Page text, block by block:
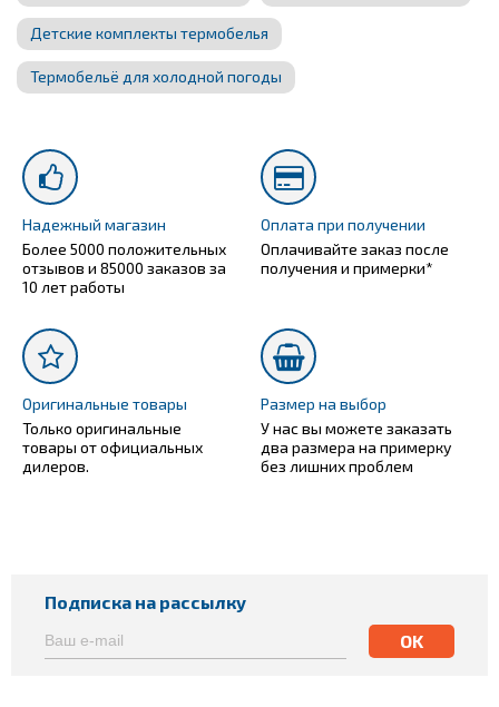
Детские комплекты термобелья
Термобельё для холодной погоды
Надежный магазин
Более 5000 положительных
отзывов и 85000 заказов за
10 лет работы
Оплата при получении
Оплачивайте заказ после
получения и примерки*
Оригинальные товары
Только оригинальные
товары от официальных
дилеров.
Размер на выбор
У нас вы можете заказать
два размера на примерку
без лишних проблем
Подписка на рассылку